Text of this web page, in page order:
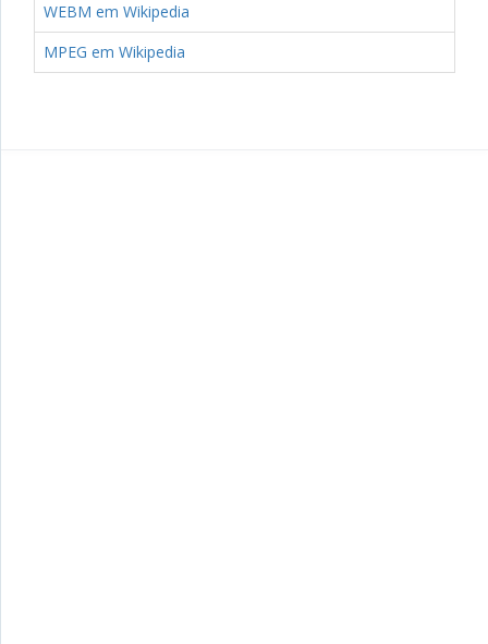
WEBM em Wikipedia
MPEG em Wikipedia